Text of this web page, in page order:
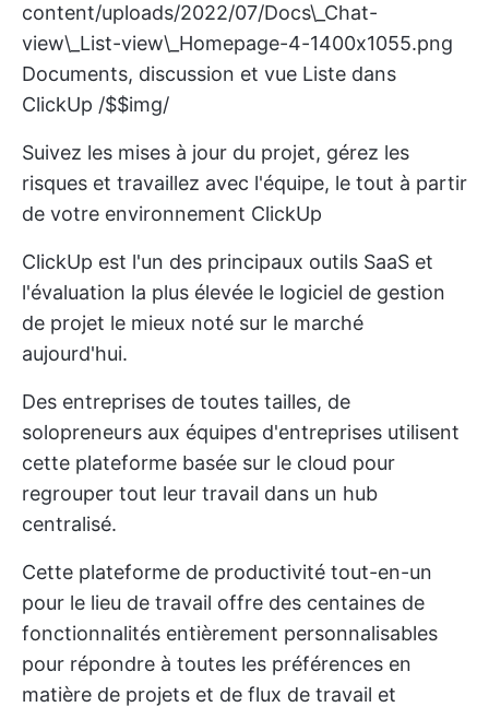
content/uploads/2022/07/Docs\_Chat-
view\_List-view\_Homepage-4-1400x1055.png
Documents, discussion et vue Liste dans
ClickUp /$$img/
Suivez les mises à jour du projet, gérez les
risques et travaillez avec l'équipe, le tout à partir
de votre environnement ClickUp
ClickUp est l'un des principaux outils SaaS et
l'évaluation la plus élevée le logiciel de gestion
de projet le mieux noté sur le marché
aujourd'hui.
Des entreprises de toutes tailles, de
solopreneurs aux équipes d'entreprises utilisent
cette plateforme basée sur le cloud pour
regrouper tout leur travail dans un hub
centralisé.
Cette plateforme de productivité tout-en-un
pour le lieu de travail offre des centaines de
fonctionnalités entièrement personnalisables
pour répondre à toutes les préférences en
matière de projets et de flux de travail et